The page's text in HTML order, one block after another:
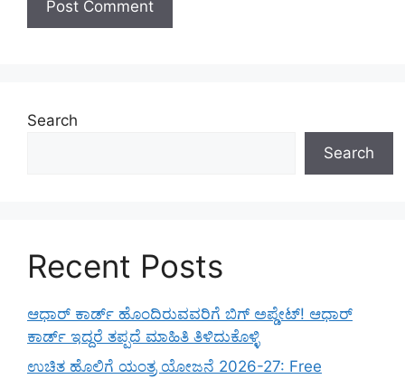
Search
Search
Recent Posts
ಆಧಾರ್ ಕಾರ್ಡ್ ಹೊಂದಿರುವವರಿಗೆ ಬಿಗ್ ಅಪ್ಡೇಟ್! ಆಧಾರ್
ಕಾರ್ಡ್ ಇದ್ದರೆ ತಪ್ಪದೆ ಮಾಹಿತಿ ತಿಳಿದುಕೊಳ್ಳಿ
ಉಚಿತ ಹೊಲಿಗೆ ಯಂತ್ರ ಯೋಜನೆ 2026-27: Free